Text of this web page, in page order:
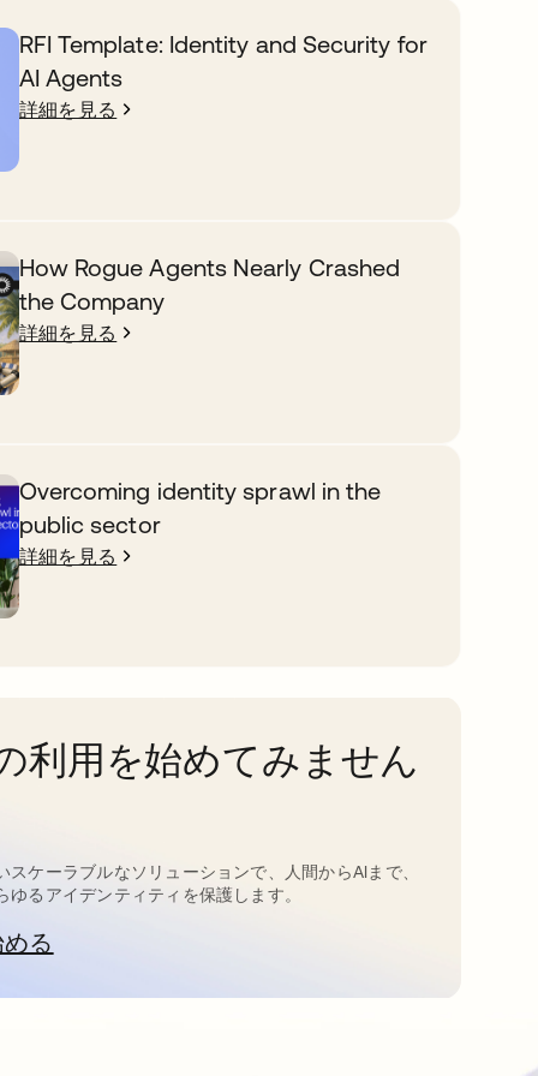
RFI Template: Identity and Security for
AI Agents
詳細を見る
How Rogue Agents Nearly Crashed
the Company
詳細を見る
Overcoming identity sprawl in the
public sector
詳細を見る
利用を始めてみません
スケーラブルなソリューションで、人間からAIまで、
ゆるアイデンティティを保護します。
る
いタブで開く